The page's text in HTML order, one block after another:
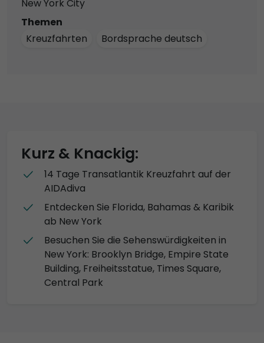
New York City
Themen
Kreuzfahrten
Bordsprache deutsch
Kurz & Knackig:
14 Tage Transatlantik Kreuzfahrt auf der
AIDAdiva
Entdecken Sie Florida, Bahamas & Karibik
ab New York
Besuchen Sie die Sehenswürdigkeiten in
New York: Brooklyn Bridge, Empire State
Building, Freiheitsstatue, Times Square,
Central Park